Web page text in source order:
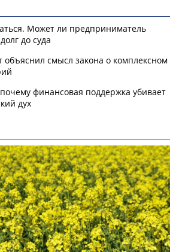
Может ли предприниматель
до суда
объяснил смысл закона о комплексном
финансовая поддержка убивает
дух